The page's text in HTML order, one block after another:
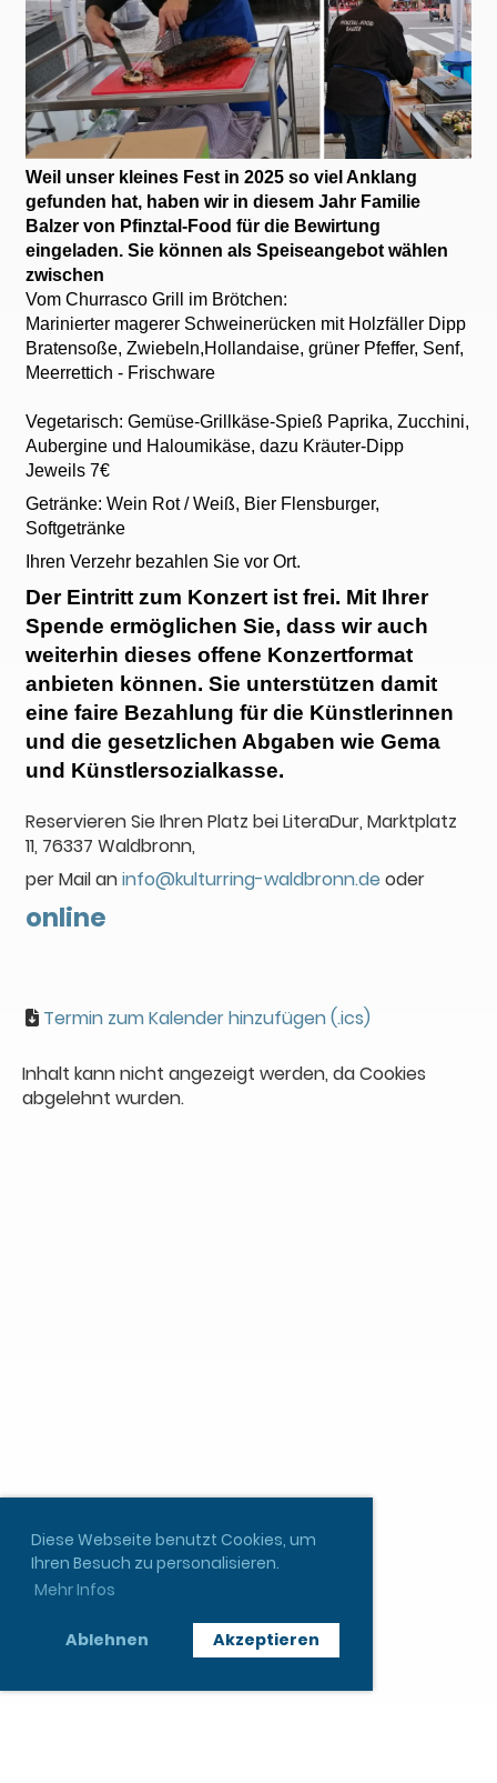
Diese Webseite benutzt Cookies, um
Ihren Besuch zu personalisieren.
Mehr Infos
Ablehnen Akzeptieren
Weil unser kleines Fest in 2025 so viel Anklang
gefunden hat, haben wir in diesem Jahr Familie
Balzer von Pfinztal-Food für die Bewirtung
eingeladen. Sie können als Speiseangebot wählen
zwischen
Vom Churrasco Grill im Brötchen:
Marinierter magerer Schweinerücken mit Holzfäller Dipp
Bratensoße, Zwiebeln,Hollandaise, grüner Pfeffer, Senf,
Meerrettich - Frischware
Vegetarisch: Gemüse-Grillkäse-Spieß Paprika, Zucchini,
Aubergine und Haloumikäse, dazu Kräuter-Dipp
Jeweils 7€
Getränke: Wein Rot / Weiß, Bier Flensburger,
Softgetränke
Ihren Verzehr bezahlen Sie vor Ort.
Der Eintritt zum Konzert ist frei. Mit Ihrer
Spende ermöglichen Sie, dass wir auch
weiterhin dieses offene Konzertformat
anbieten können. Sie unterstützen damit
eine faire Bezahlung für die Künstlerinnen
und die gesetzlichen Abgaben wie Gema
und Künstlersozialkasse.
Reservieren Sie Ihren Platz bei LiteraDur, Marktplatz
11, 76337 Waldbronn,
per Mail aninfo@kulturring-waldbronn.de oder
online
Termin zum Kalender hinzufügen (.ics)
Inhalt kann nicht angezeigt werden, da Cookies
abgelehnt wurden.